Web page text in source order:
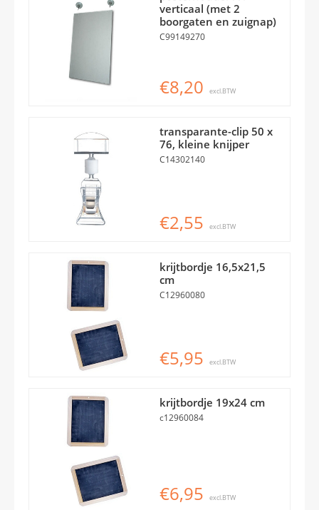
verticaal (met 2
boorgaten en zuignap)
C99149270
€8,20 excl.BTW
transparante-clip 50 x
76, kleine knijper
C14302140
€2,55 excl.BTW
krijtbordje 16,5x21,5
cm
C12960080
€5,95 excl.BTW
krijtbordje 19x24 cm
c12960084
€6,95 excl.BTW